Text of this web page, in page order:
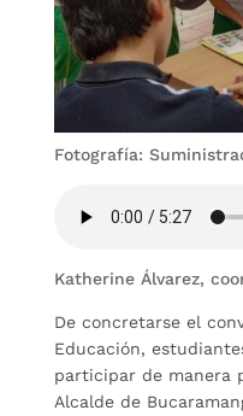
Fotografía:
Katherine Álvarez,
De concretarse el
Educación,
participar de manera
Alcalde de